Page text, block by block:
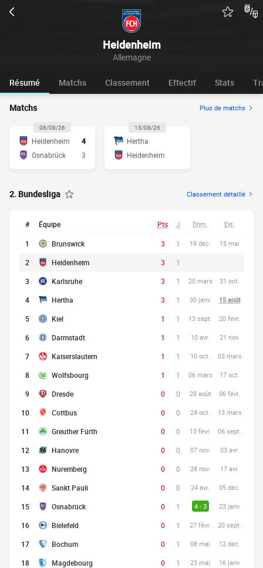
Heidenheim
Allemagne
Résumé Matchs Classement Effectif Stats
Matchs Plus de matchs
08/08/26
Heidenheim
4
Osnabrück
3
15/08/26
Hertha
Heidenheim
2. Bundesliga Classement détaillé
# Équipe Pts J Dom. Ext.
1 Brunswick 3 1 19 déc. 15 mai
2 Heidenheim 3
1
3
Karlsruhe 3 1 20 mars 31 oct.
4 Hertha 3 1 30 janv. 15 août
5 Kiel 1 1 13 sept. 20 févr.
6 Darmstadt 1 1 10 avr. 21 nov.
7 Kaiserslautern 1 1 10 oct. 03 mars
8 Wolfsbourg 1 1 06 mars 17 oct.
9 Dresde 0 0 29 août 06 févr.
10 Cottbus 0 0 24 oct. 13 mars
11 Greuther Fürth 0 0 13 févr. 06 sept.
12 Hanovre 0 0 07 nov. 03 avr.
13 Nuremberg 0 0 28 nov. 17 avr.
14 Sankt Pauli 0 0 24 avr. 05 déc.
15 Osnabrück 0 1 4 - 3 23 janv.
16 Bielefeld 0 1 27 févr. 20 sept.
17 Bochum 0 1 08 mai 12 déc.
18 Magdebourg 0 1 23 mai 16 janv.